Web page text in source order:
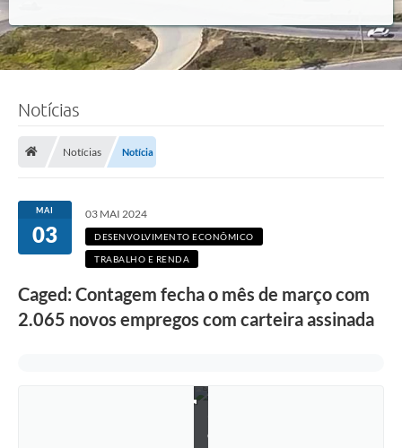
Notícias
Notícias Notícia
MAI
03
03 MAI 2024
DESENVOLVIMENTO ECONÔMICO
TRABALHO E RENDA
Caged: Contagem fecha o mês de março com
2.065 novos empregos com carteira assinada
:
c